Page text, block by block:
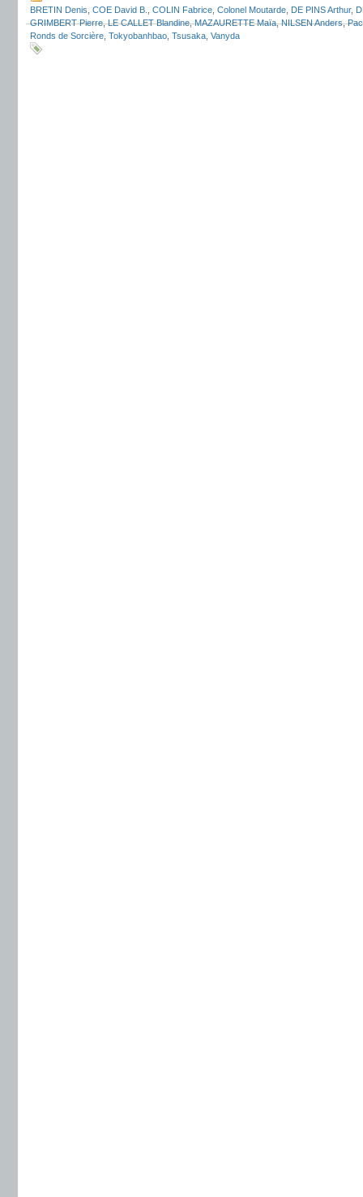
BRETIN Denis COE David B. COLIN Fabrice Colonel Moutarde DE PINS Arthur,
GRIMBERT Pierre,LE CALLET Blandine,MAZAURETTE Maïa,NILSEN Anders,
Ronds de Sorcière Tokyobanhbao Tsusaka Vanyda